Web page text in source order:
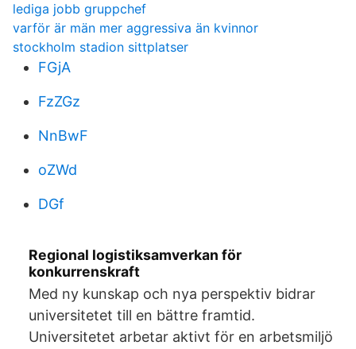
lediga jobb gruppchef
varför är män mer aggressiva än kvinnor
stockholm stadion sittplatser
FGjA
FzZGz
NnBwF
oZWd
DGf
Regional logistiksamverkan för
konkurrenskraft
Med ny kunskap och nya perspektiv bidrar
universitetet till en bättre framtid.
Universitetet arbetar aktivt för en arbetsmiljö